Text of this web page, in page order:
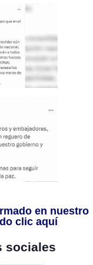
en nuestro
clic aquí
sociales